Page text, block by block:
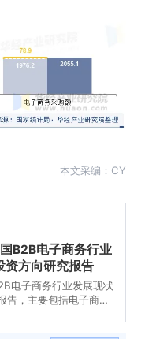
本文采编：CY
B2B电子商务行业
资方向研究报告
电子商务行业发展现状
告，主要包括电子商务